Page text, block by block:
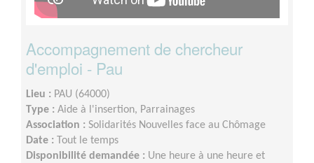
Accompagnement de chercheur
d'emploi - Pau
Lieu : PAU (64000)
Type : Aide à l'insertion, Parrainages
Association : Solidarités Nouvelles face au Chômage
Date :
Tout le temps
Disponibilité demandée : Une heure à une heure et